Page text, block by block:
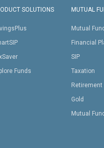
SOLUTIONS
Funds
MUTUAL
Mutual
Financial
SIP
Taxation
Retirement
Gold
Mutual